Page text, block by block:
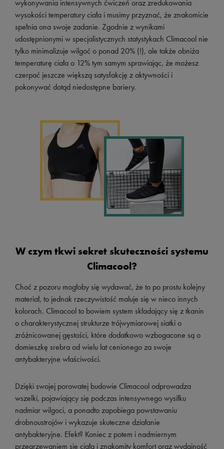
wykonywania intensywnych ćwiczeń oraz zredukowania
wysokości temperatury ciała i musimy przyznać, że znakomicie
spełnia ona swoje zadanie. Zgodnie z wynikami
udostępnionymi w specjalistycznych statystykach Climacool nie
tylko minimalizuje wilgoć o ponad 20% (!), ale także obniża
temperaturę ciała o 12% tym samym sprawiając, że możesz
czerpać jeszcze większą satysfakcję z aktywności i
pokonywać dotąd niedostępne bariery.
W czym tkwi sekret skuteczności systemu
Climacool?
Choć z pozoru mogłoby się wydawać, że to po prostu kolejny
materiał, to jednak rzeczywistość maluje się w nieco innych
kolorach. Climacool to bowiem system składający się z tkanin
o charakterystycznej strukturze trójwymiarowej siatki o
zróżnicowanej gęstości, które dodatkowo wzbogacone są o
domieszkę srebra od wielu lat cenionego za swoje
antybakteryjne właściwości.
Dzięki swojej porowatej budowie Climacool odprowadza
wszelki, pojawiający się podczas intensywnego wysiłku
nadmiar wilgoci, a ponadto zapobiega powstawaniu
drobnoustrojów i wykazuje skuteczne działanie
antybakteryjne. Efekt? Koniec z potem i nadmiernym
przegrzewaniem się ciała i znakomity komfort oraz wydajność